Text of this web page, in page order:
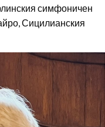
симфоничен
Сицилианския